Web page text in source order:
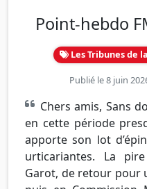
Point-hebdo
Les Tribunes de
Publié le 8 juin
Chers amis, Sans
en cette période
apporte son lot
urticariantes. La
Garot, de retour pour